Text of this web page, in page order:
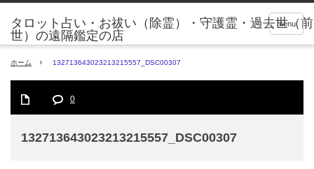
menu
タロット占い・お祓い（除霊）・守護霊・過去世（前
世）の遠隔鑑定の店
ホーム 132713643023213215557_DSC00307
0
132713643023213215557_DSC00307